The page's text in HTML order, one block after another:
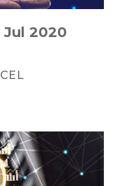
Jul 2020